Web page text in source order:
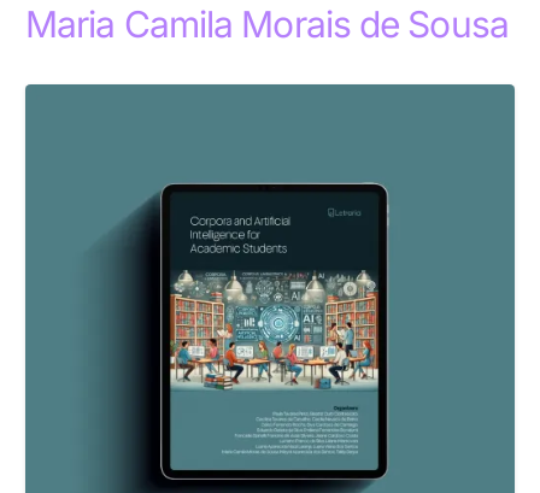
Maria Camila Morais de Sousa